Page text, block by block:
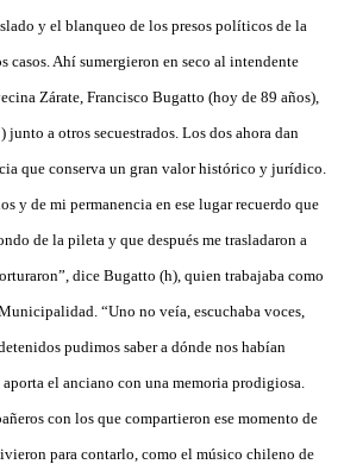
y el blanqueo de los presos políticos de la
casos. Ahí sumergieron en seco al intendente
Zárate, Francisco Bugatto (hoy de 89 años),
a otros secuestrados. Los dos ahora dan
que conserva un gran valor histórico y jurídico.
y de mi permanencia en ese lugar recuerdo que
de la pileta y que después me trasladaron a
dice Bugatto (h), quien trabajaba como
“Uno no veía, escuchaba voces,
pudimos saber a dónde nos habían
el anciano con una memoria prodigiosa.
con los que compartieron ese momento de
para contarlo, como el músico chileno de